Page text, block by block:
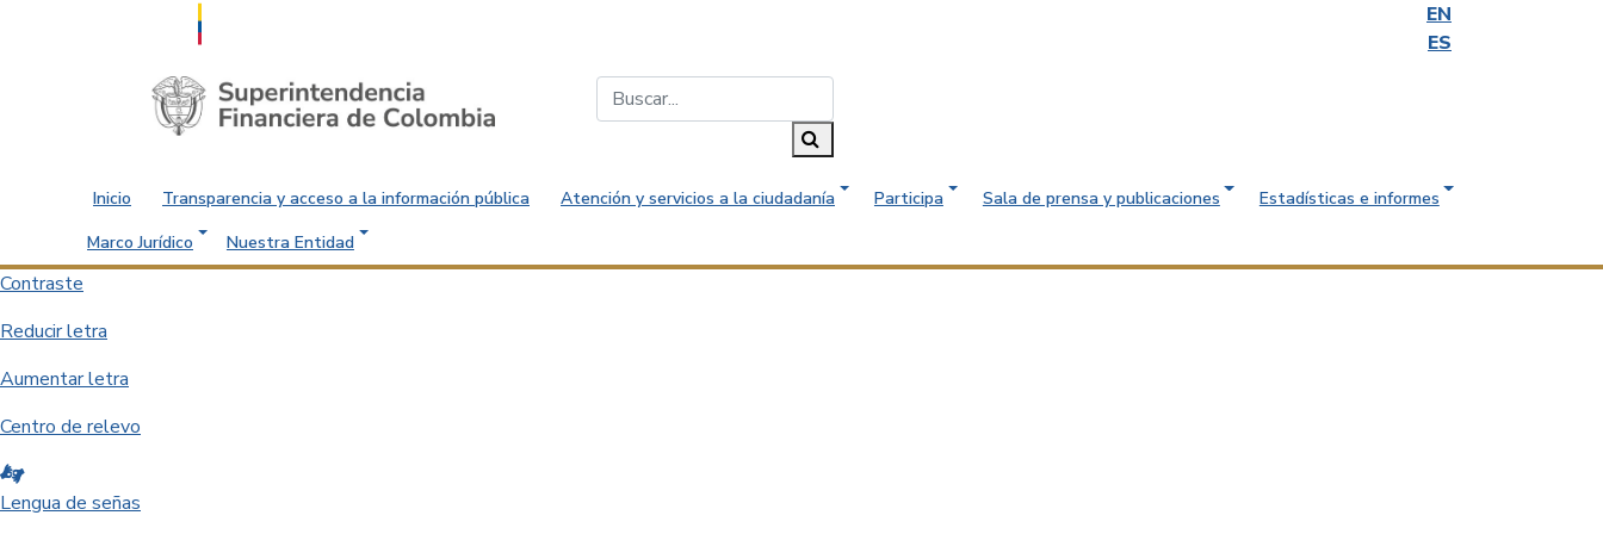
EN
ES
Saltar al contenido principal
Inicio Transparencia y acceso a la información pública Atención y servicios a la ciudadanía Participa Sala de prensa y publicaciones
Estadísticas e informes
Marco Jurídico
Nuestra Entidad
Contraste
Reducir letra
Aumentar letra
Centro de relevo
Lengua de señas